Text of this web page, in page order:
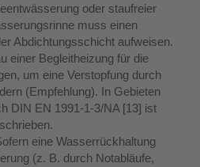
oder staufreier
muss einen
Abdichtungsschicht aufweisen.
einer Begleitheizung für die
um eine Verstopfung durch
(Empfehlung). In Gebieten
DIN EN 1991-1-3/NA [13] ist
eine Wasserrückhaltung
(z. B. durch Notabläufe,